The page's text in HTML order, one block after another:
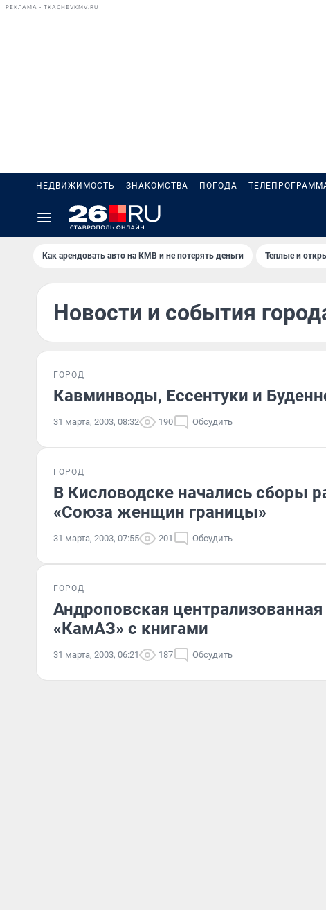
РЕКЛАМА • TKACHEVKMV.RU
НЕДВИЖИМОСТЬ ЗНАКОМСТВА ПОГОДА
Как арендовать авто на КМВ и не потерять деньги Теплые и
Новости и события
ГОРОД
Кавминводы, Ессентуки и
31 марта, 2003, 08:32 190 Обсудить
ГОРОД
В Кисловодске начались сборы
«Союза женщин границы»
31 марта, 2003, 07:55 201 Обсудить
ГОРОД
Андроповская
«КамАЗ» с книгами
31 марта, 2003, 06:21 187 Обсудить